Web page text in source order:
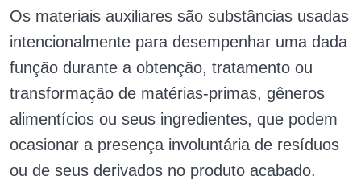
Os materiais auxiliares são substâncias usadas
intencionalmente para desempenhar uma dada
função durante a obtenção, tratamento ou
transformação de matérias-primas, gêneros
alimentícios ou seus ingredientes, que podem
ocasionar a presença involuntária de resíduos
ou de seus derivados no produto acabado.